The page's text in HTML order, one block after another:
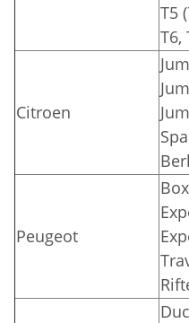
T5
T6,
Citroen
Peugeot